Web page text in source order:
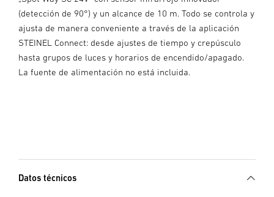
(detección de 90°) y un alcance de 10 m. Todo se controla y
ajusta de manera conveniente a través de la aplicación
STEINEL Connect: desde ajustes de tiempo y crepúsculo
hasta grupos de luces y horarios de encendido/apagado.
La fuente de alimentación no está incluida.
Datos técnicos